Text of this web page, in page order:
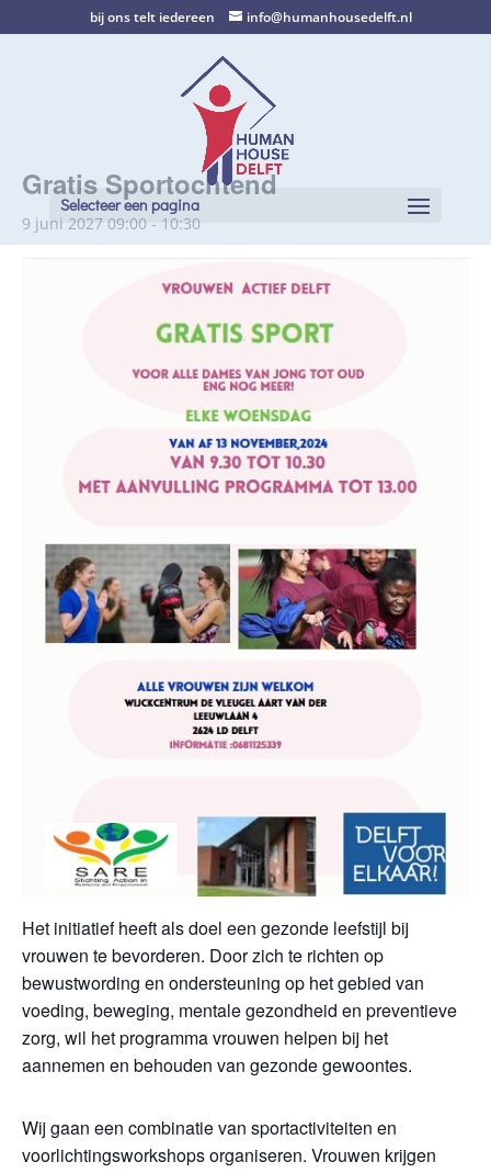
bij ons telt iedereen info@humanhousedelft.nl
Selecteer een pagina
Gratis Sportochtend
9 juni 2027 09:00 - 10:30
Het initiatief heeft als doel een gezonde leefstijl bij
vrouwen te bevorderen. Door zich te richten op
bewustwording en ondersteuning op het gebied van
voeding, beweging, mentale gezondheid en preventieve
zorg, wil het programma vrouwen helpen bij het
aannemen en behouden van gezonde gewoontes.
Wij gaan een combinatie van sportactiviteiten en
voorlichtingsworkshops organiseren. Vrouwen krijgen